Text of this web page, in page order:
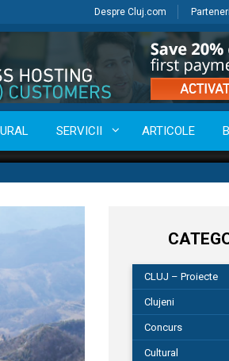
Despre Cluj.com
SERVICII ARTICOLE
CLUJ – Proiecte
Clujeni
Concurs
Cultural